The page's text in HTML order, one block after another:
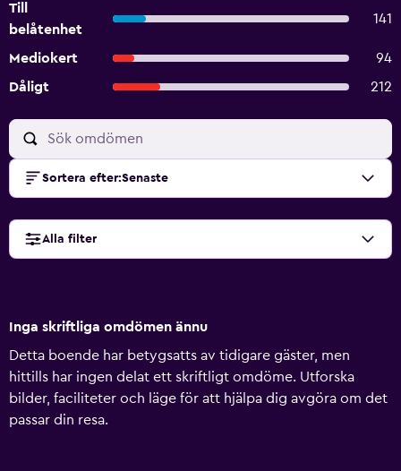
Till
belåtenhet
141
Mediokert
94
Dåligt
212
Sortera efter:Senaste
Alla filter
Inga skriftliga omdömen ännu
Detta boende har betygsatts av tidigare gäster, men
hittills har ingen delat ett skriftligt omdöme. Utforska
bilder, faciliteter och läge för att hjälpa dig avgöra om det
passar din resa.